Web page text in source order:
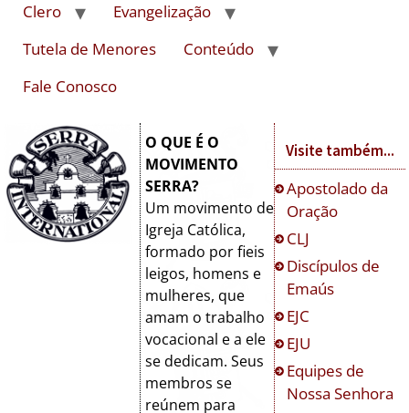
Clero
Evangelização
Tutela de Menores
Conteúdo
Fale Conosco
O QUE É O
MOVIMENTO
SERRA?
Um movimento de
Igreja Católica,
formado por fieis
leigos, homens e
mulheres, que
amam o trabalho
vocacional e a ele
se dedicam. Seus
membros se
reúnem para
Visite também...
Apostolado da
Oração
CLJ
Discípulos de
Emaús
EJC
EJU
Equipes de
Nossa Senhora